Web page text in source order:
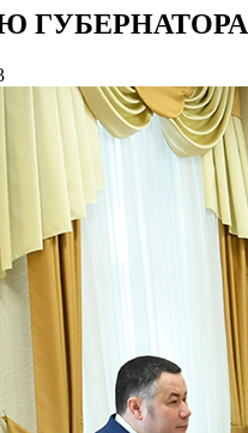
ГУБЕРНАТОРА